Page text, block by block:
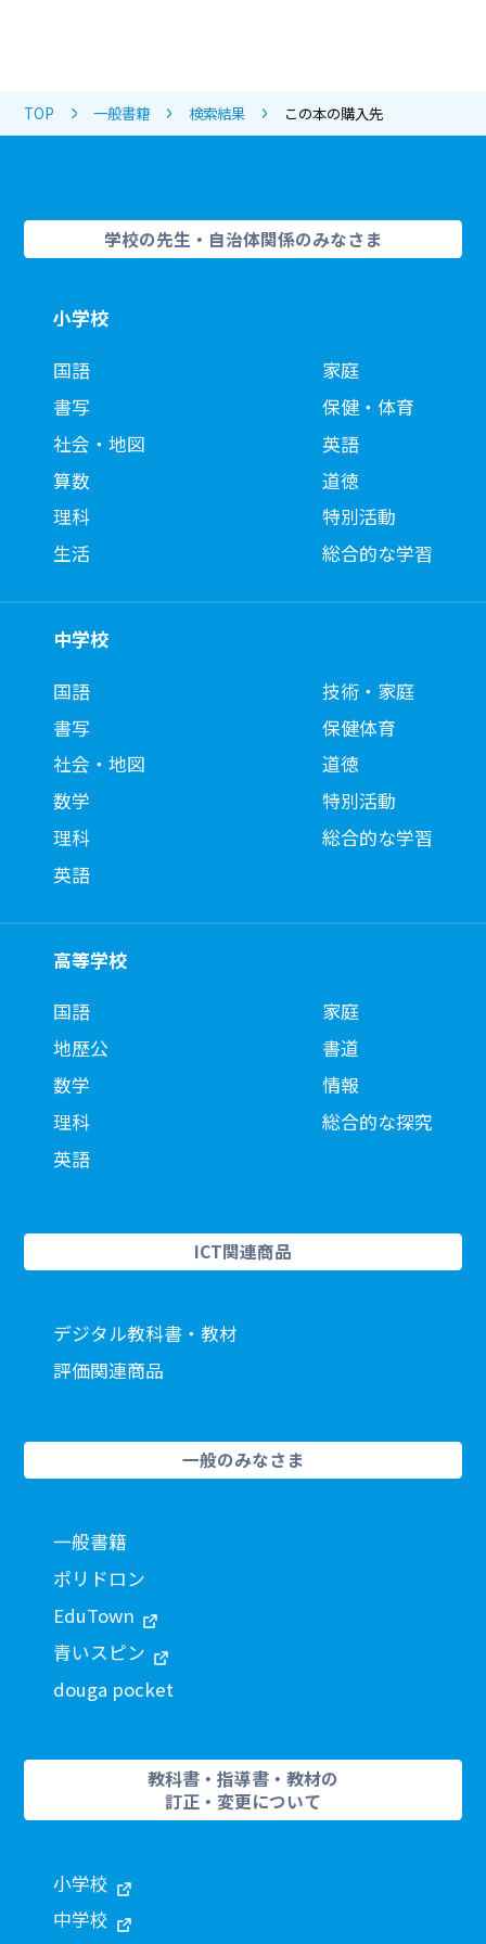
TOP 一般書籍 検索結果 この本の購入先
学校の先生・自治体関係のみなさま
小学校
国語
書写
社会・地図
算数
理科
生活
家庭
保健・体育
英語
道徳
特別活動
総合的な学習
中学校
国語
書写
社会・地図
数学
理科
英語
技術・家庭
保健体育
道徳
特別活動
総合的な学習
高等学校
国語
地歴公
数学
理科
英語
家庭
書道
情報
総合的な探究
ICT関連商品
デジタル教科書・教材
評価関連商品
一般のみなさま
一般書籍
ポリドロン
EduTown
青いスピン
douga pocket
教科書・指導書・教材の
訂正・変更について
小学校
中学校